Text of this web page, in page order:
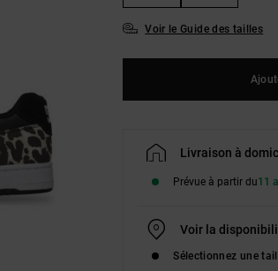
Voir le Guide des tailles
Livraison à
Prévue à partir du11
Voir la
Sélectionnez une